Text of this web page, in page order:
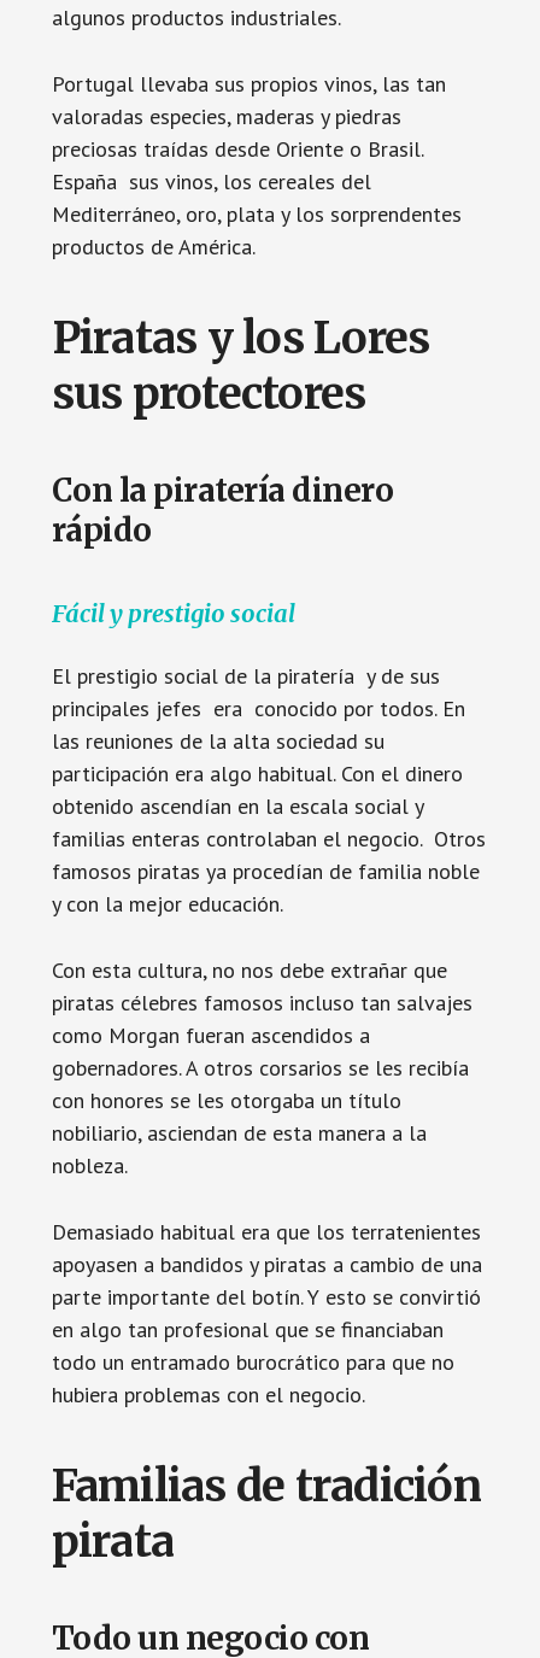
algunos productos industriales.
Portugal llevaba sus propios vinos, las tan
valoradas especies, maderas y piedras
preciosas traídas desde Oriente o Brasil.
España sus vinos, los cereales del
Mediterráneo, oro, plata y los sorprendentes
productos de América.
Piratas y los Lores
sus protectores
Con la piratería dinero
rápido
Fácil y prestigio social
El prestigio social de la piratería y de sus
principales jefes era conocido por todos. En
las reuniones de la alta sociedad su
participación era algo habitual. Con el dinero
obtenido ascendían en la escala social y
familias enteras controlaban el negocio. Otros
famosos piratas ya procedían de familia noble
y con la mejor educación.
Con esta cultura, no nos debe extrañar que
piratas célebres famosos incluso tan salvajes
como Morgan fueran ascendidos a
gobernadores. A otros corsarios se les recibía
con honores se les otorgaba un título
nobiliario, asciendan de esta manera a la
nobleza.
Demasiado habitual era que los terratenientes
apoyasen a bandidos y piratas a cambio de una
parte importante del botín. Y esto se convirtió
en algo tan profesional que se financiaban
todo un entramado burocrático para que no
hubiera problemas con el negocio.
Familias de tradición
pirata
Todo un negocio con